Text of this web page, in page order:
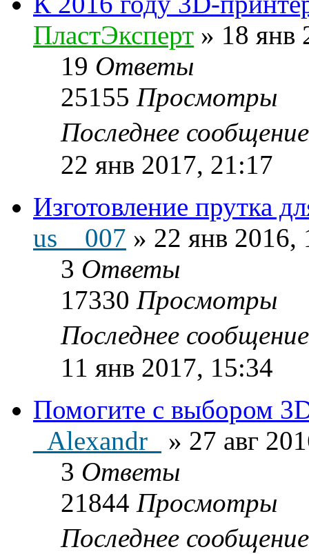
ПластЭксперт » 18 янв
19 Ответы
25155 Просмотры
Последнее
22 янв 2017, 21:17
Изготовление прутка
us__007 » 22 янв 2016,
3 Ответы
17330 Просмотры
Последнее
11 янв 2017, 15:34
Помогите с выбором
_Alexandr_
» 27 авг
3 Ответы
21844 Просмотры
Последнее